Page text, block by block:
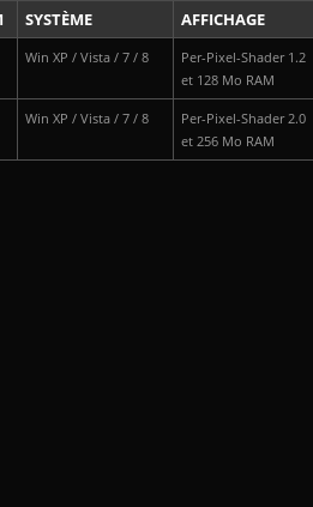
SYSTÈME AFFICHAGE
Win XP / Vista / 7 / 8
Per-Pixel-Shader 1.2
et 128 Mo RAM
Win XP / Vista / 7 / 8
Per-Pixel-Shader 2.0
et 256 Mo RAM